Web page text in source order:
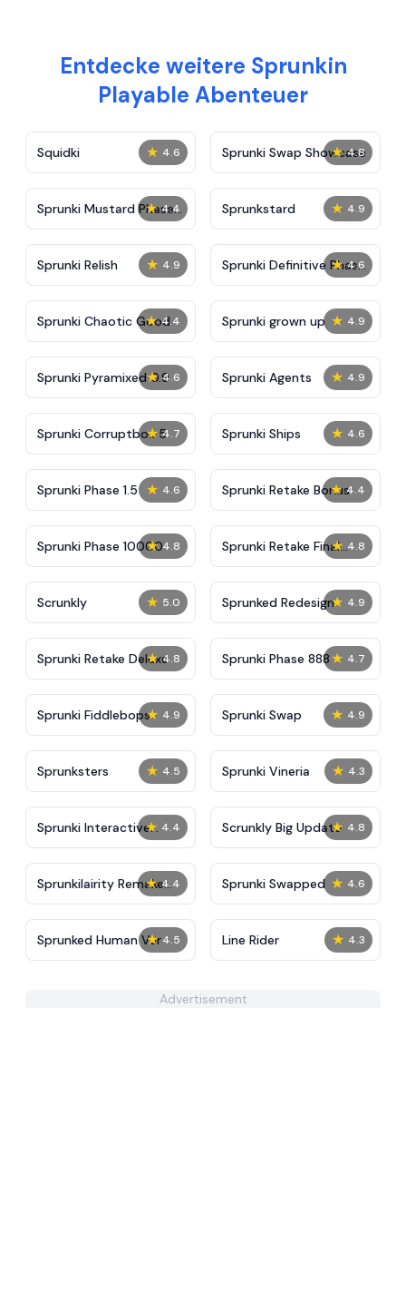
Entdecke weitere Sprunkin
Playable Abenteuer
★ 4.6
Squidki ★ 4.8
Sprunki Swap Showcase
★ 4.4
Sprunki Mustard Phase
2
★ 4.9
Sprunkstard
★ 4.9
Sprunki Relish ★ 4.6
Sprunki Definitive Phase
7
★ 4.4
Sprunki Chaotic Good ★ 4.9
Sprunki grown up
★ 4.6
Sprunki Pyramixed 0.9 ★ 4.9
Sprunki Agents
★ 4.7
Sprunki Corruptbox 5 ★ 4.6
Sprunki Ships
★ 4.6
Sprunki Phase 1.5 ★ 4.4
Sprunki Retake Bonus
★ 4.8
Sprunki Phase 10000 ★ 4.8
Sprunki Retake Final
Update
★ 5.0
Scrunkly ★ 4.9
Sprunked Redesign
★ 4.8
Sprunki Retake Deluxe ★ 4.7
Sprunki Phase 888
★ 4.9
Sprunki Fiddlebops ★ 4.9
Sprunki Swap
★ 4.5
Sprunksters ★ 4.3
Sprunki Vineria
★ 4.4
Sprunki Interactive
Tunner
★ 4.8
Scrunkly Big Update
★ 4.4
Sprunkilairity Remake
2.0
★ 4.6
Sprunki Swapped
★ 4.5
Sprunked Human Ver ★ 4.3
Line Rider
Advertisement